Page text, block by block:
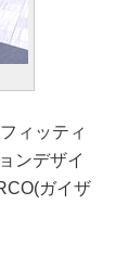
ィッティ
ンデザイ
ガイザ